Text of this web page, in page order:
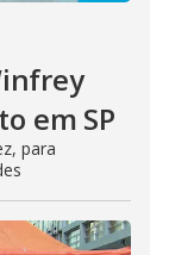
em SP
para